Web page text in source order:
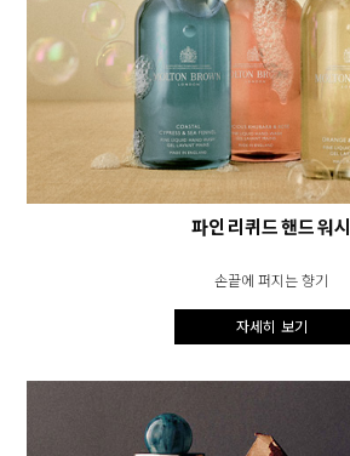
파인 리퀴드 핸드 워시
손끝에 퍼지는 향기
자세히 보기